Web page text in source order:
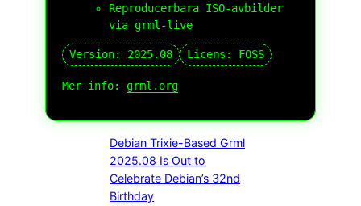
Reproducerbara ISO-avbilder
via grml-live
Version: 2025.08 Licens: FOSS
Mer info: grml.org
Debian Trixie-Based Grml
2025.08 Is Out to
Celebrate Debian’s 32nd
Birthday